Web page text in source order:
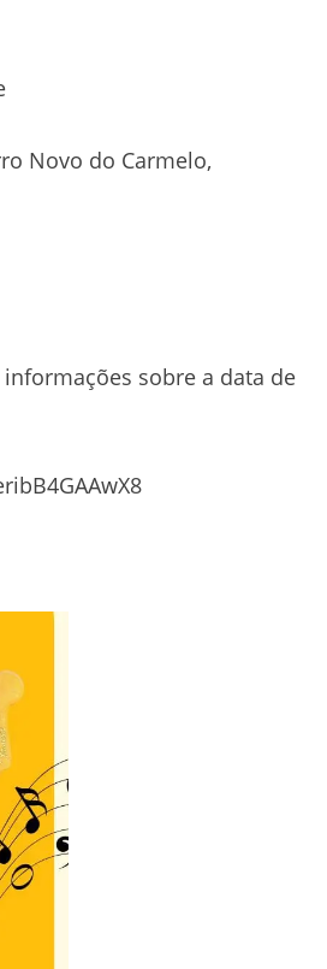
Novo do Carmelo,
sobre a data de